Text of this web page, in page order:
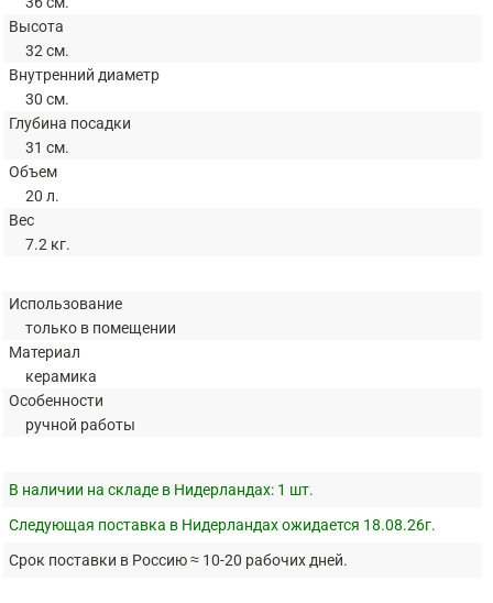
Высота
32 см.
Внутренний диаметр
30 см.
Глубина посадки
31 см.
Объем
20 л.
Вес
7.2 кг.
Использование
только в помещении
Материал
керамика
Особенности
ручной работы
В наличии на складе в Нидерландах: 1 шт.
Следующая поставка в Нидерландах ожидается 18.08.26г.
Срок поставки в Россию ≈ 10-20 рабочих дней.